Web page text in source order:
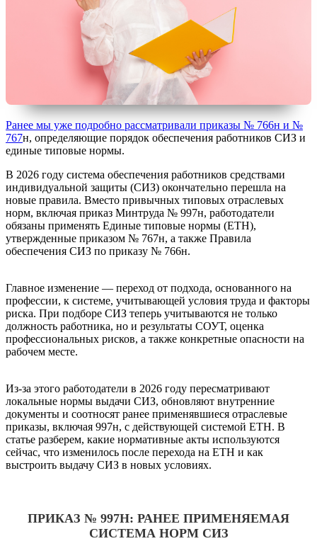
Ранее мы уже подробно рассматривали приказы № 766н и №
767н, определяющие порядок обеспечения работников СИЗ и
единые типовые нормы.
В 2026 году система обеспечения работников средствами
индивидуальной защиты (СИЗ) окончательно перешла на
новые правила. Вместо привычных типовых отраслевых
норм, включая приказ Минтруда № 997н, работодатели
обязаны применять Единые типовые нормы (ЕТН),
утвержденные приказом № 767н, а также Правила
обеспечения СИЗ по приказу № 766н.
Главное изменение — переход от подхода, основанного на
профессии, к системе, учитывающей условия труда и факторы
риска. При подборе СИЗ теперь учитываются не только
должность работника, но и результаты СОУТ, оценка
профессиональных рисков, а также конкретные опасности на
рабочем месте.
Из-за этого работодатели в 2026 году пересматривают
локальные нормы выдачи СИЗ, обновляют внутренние
документы и соотносят ранее применявшиеся отраслевые
приказы, включая 997н, с действующей системой ЕТН. В
статье разберем, какие нормативные акты используются
сейчас, что изменилось после перехода на ЕТН и как
выстроить выдачу СИЗ в новых условиях.
ПРИКАЗ № 997Н: РАНЕЕ ПРИМЕНЯЕМАЯ
СИСТЕМА НОРМ СИЗ